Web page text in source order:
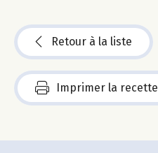
Retour à la liste
Imprimer la recette